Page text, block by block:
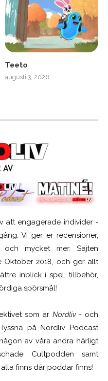
Teeto
augusti 3, 2026
att engagerade individer -
Vi ger er recensioner,
och mycket mer. Sajten
Oktober 2018, och ger allt
inblick i spel, tillbehör,
spörsmål!
som är Nördliv- och
på Nördliv Podcast
av våra andra härligt
Cultpodden samt
finns där poddar finns!